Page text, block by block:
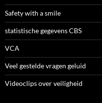
Safety with a smile
statistische gegevens CBS
VCA
Veel gestelde vragen geluid
Videoclips over veiligheid